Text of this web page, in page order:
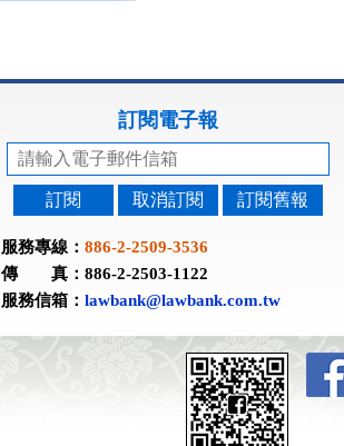
訂閱電子報
訂閱 取消訂閱 訂閱舊報
服務專線： 886-2-2509-3536
傳 真：886-2-2503-1122
服務信箱： lawbank@lawbank.com.tw